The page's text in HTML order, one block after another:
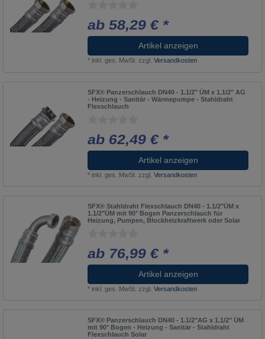
ab 58,29 € *
Artikel anzeigen
* inkl. ges. MwSt. zzgl.Versandkosten
SFX® Panzerschlauch DN40 - 1.1/2" ÜM x 1.1/2" AG
- Heizung - Sanitär - Wärmepumpe - Stahldraht
Flexschlauch
ab 62,49 € *
Artikel anzeigen
* inkl. ges. MwSt. zzgl.Versandkosten
SFX® Stahldraht Flexschlauch DN40 - 1.1/2"ÜM x
1.1/2"ÜM mit 90° Bogen Panzerschlauch für
Heizung, Pumpen, Blockheizkraftwerk oder Solar
ab 76,99 € *
Artikel anzeigen
* inkl. ges. MwSt. zzgl.Versandkosten
SFX® Panzerschlauch DN40 - 1.1/2"AG x 1.1/2" ÜM
mit 90° Bogen - Heizung - Sanitär - Stahldraht
Flexschlauch Solar